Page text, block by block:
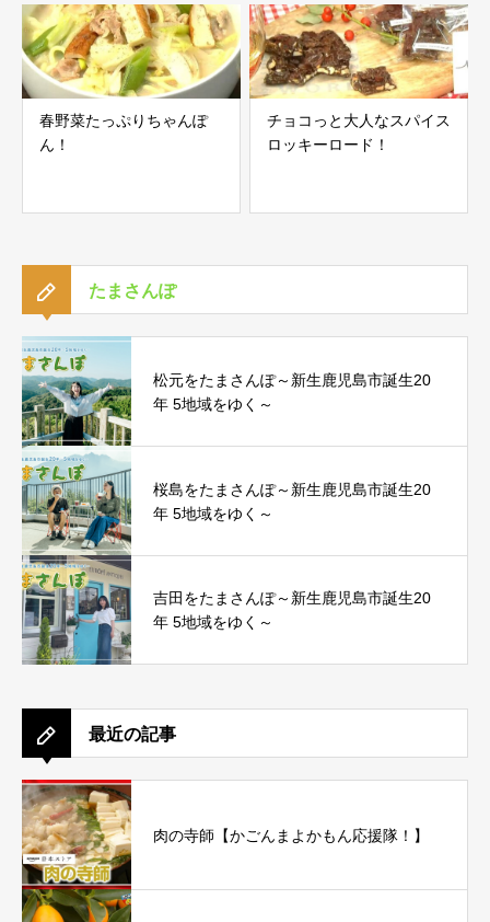
春野菜たっぷりちゃんぽ
ん！
チョコっと大人なスパイス
ロッキーロード！
たまさんぽ
松元をたまさんぽ～新生鹿児島市誕生20
年 5地域をゆく～
桜島をたまさんぽ～新生鹿児島市誕生20
年 5地域をゆく～
吉田をたまさんぽ～新生鹿児島市誕生20
年 5地域をゆく～
最近の記事
肉の寺師【かごんまよかもん応援隊！】